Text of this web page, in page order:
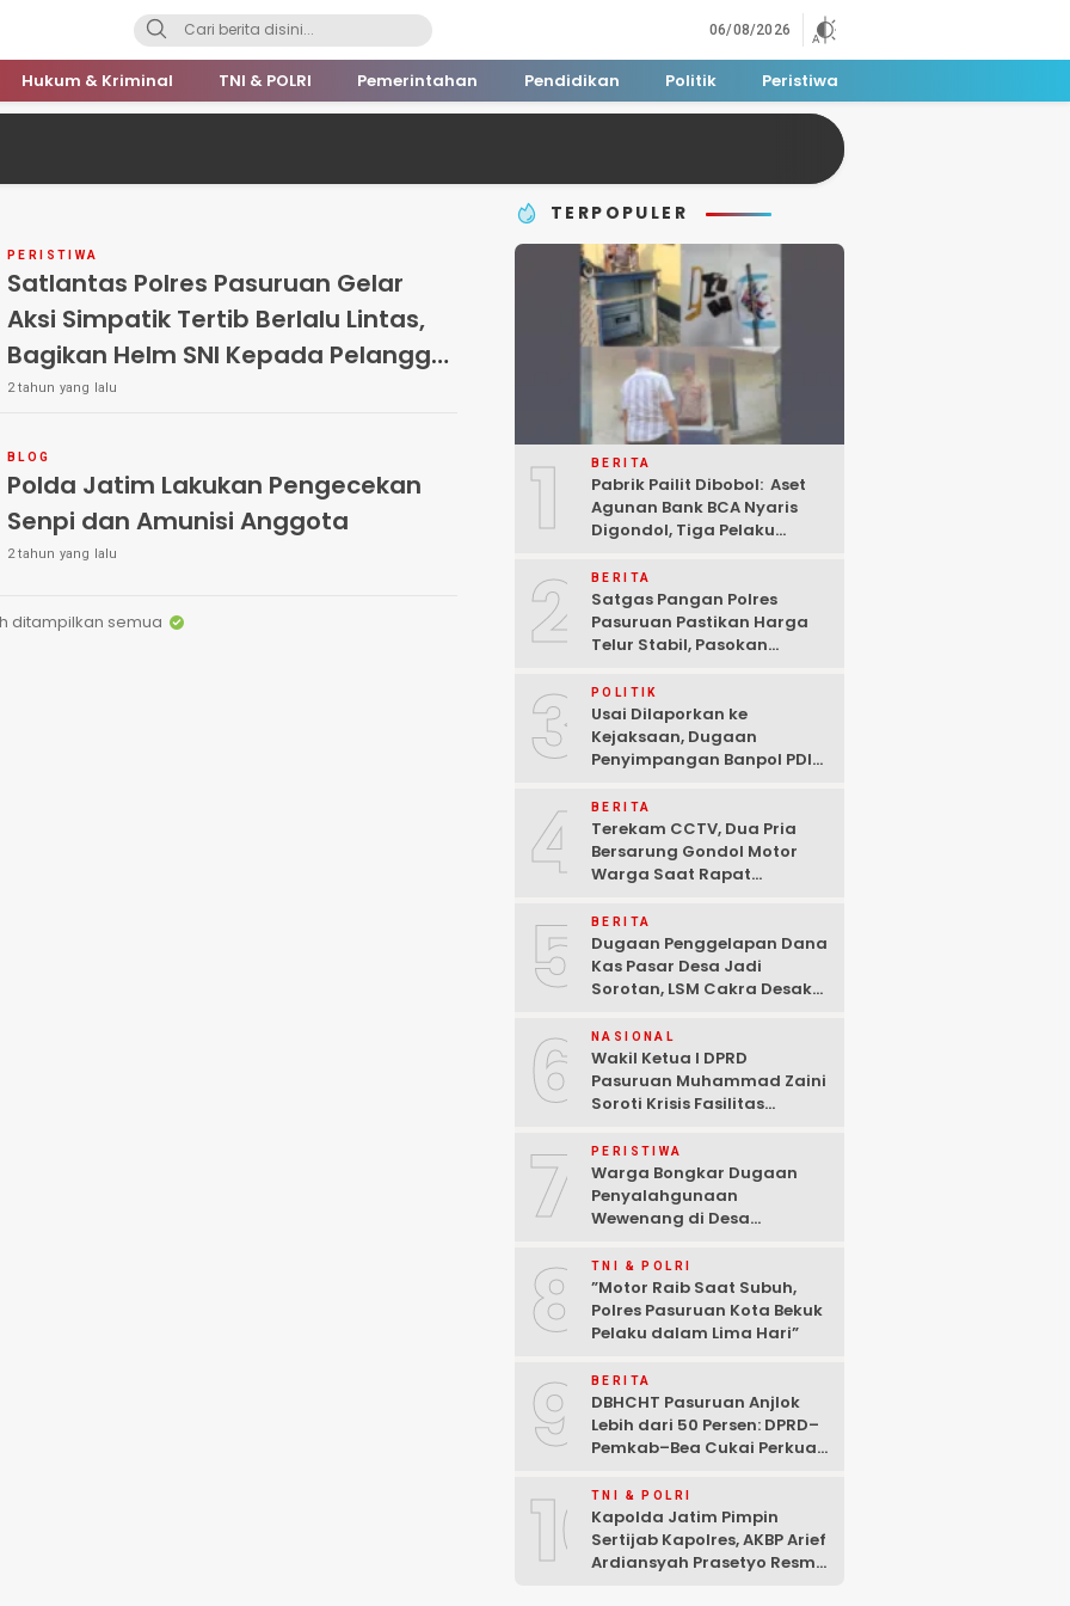
06/08/2026
Hukum & Kriminal TNI & POLRI Pemerintahan Pendidikan Politik Peristiwa
PERISTIWA
Satlantas Polres Pasuruan Gelar
Aksi Simpatik Tertib Berlalu Lintas,
Bagikan Helm SNI Kepada Pelanggar
motor
2 tahun yang lalu
BLOG
Polda Jatim Lakukan Pengecekan
Senpi dan Amunisi Anggota
2 tahun yang lalu
ditampilkan semua
TERPOPULER
1 BERITA
Pabrik Pailit Dibobol: Aset
Agunan Bank BCA Nyaris
Digondol, Tiga Pelaku
Pasuruan
2 BERITA
Satgas Pangan Polres
Pasuruan Pastikan Harga
Telur Stabil, Pasokan
Kekhawatiran Fluktuasi
3 POLITIK
Usai Dilaporkan ke
Kejaksaan, Dugaan
Penyimpangan Banpol PDIP
Tuntas “6 Eks Ketua PAC
Cabut Laporan”
4 BERITA
Terekam CCTV, Dua Pria
Bersarung Gondol Motor
Warga Saat Rapat
5 BERITA
Dugaan Penggelapan Dana
Kas Pasar Desa Jadi
Sorotan, LSM Cakra Desak
6 NASIONAL
Wakil Ketua I DPRD
Pasuruan Muhammad Zaini
Soroti Krisis Fasilitas
Anggaran
7 PERISTIWA
Warga Bongkar Dugaan
Penyalahgunaan
Wewenang di Desa
Mencuat
8 TNI & POLRI
‎”Motor Raib Saat Subuh,
Polres Pasuruan Kota Bekuk
Pelaku dalam Lima Hari” ‎
9 BERITA
DBHCHT Pasuruan Anjlok
Lebih dari 50 Persen: DPRD–
Pemkab–Bea Cukai Perkuat
Rokok Ilegal
10TNI & POLRI
Kapolda Jatim Pimpin
Sertijab Kapolres, AKBP Arief
Ardiansyah Prasetyo Resmi